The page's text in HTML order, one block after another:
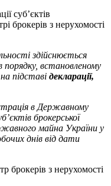
суб’єктів
брокерів з нерухомості
здійснюється
встановленому
підставі декларації,
в Державному
брокерської
майна України у
днів від дати
брокерів з нерухомості